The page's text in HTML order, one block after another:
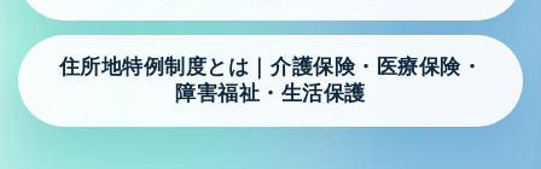
住所地特例制度とは｜介護保険・医療保険・
障害福祉・生活保護
なぜ介護保険は複雑なのか
2027年度からの介護保険制度見直し｜決まったこと・検